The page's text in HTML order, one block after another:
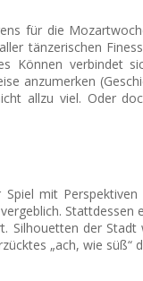
für die
tänzerischen
Können
anzumerken
allzu viel. Oder
mit
Silhouetten der
„ach, wie